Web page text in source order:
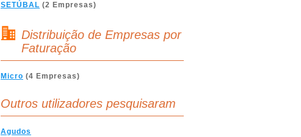
SETÚBAL (2 Empresas)
Distribuição de Empresas por
Faturação
Micro (4 Empresas)
Outros utilizadores pesquisaram
Agudos